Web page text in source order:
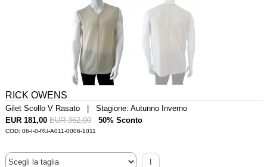
RICK OWENS
Gilet Scollo V Rasato | Stagione: Autunno Inverno
EUR 181,00 EUR 362,00 50% Sconto
COD: 06-I-0-RU-A011-0006-1011
I